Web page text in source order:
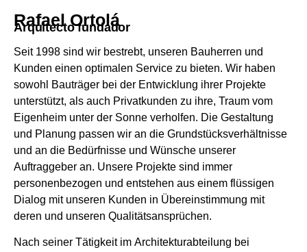
Rafael Ortolá
Arquitecto fundador
Seit 1998 sind wir bestrebt, unseren Bauherren und
Kunden einen optimalen Service zu bieten. Wir haben
sowohl Bauträger bei der Entwicklung ihrer Projekte
unterstützt, als auch Privatkunden zu ihre, Traum vom
Eigenheim unter der Sonne verholfen. Die Gestaltung
und Planung passen wir an die Grundstücksverhältnisse
und an die Bedürfnisse und Wünsche unserer
Auftraggeber an. Unsere Projekte sind immer
personenbezogen und entstehen aus einem flüssigen
Dialog mit unseren Kunden in Übereinstimmung mit
deren und unseren Qualitätsansprüchen.
Nach seiner Tätigkeit im Architekturabteilung bei